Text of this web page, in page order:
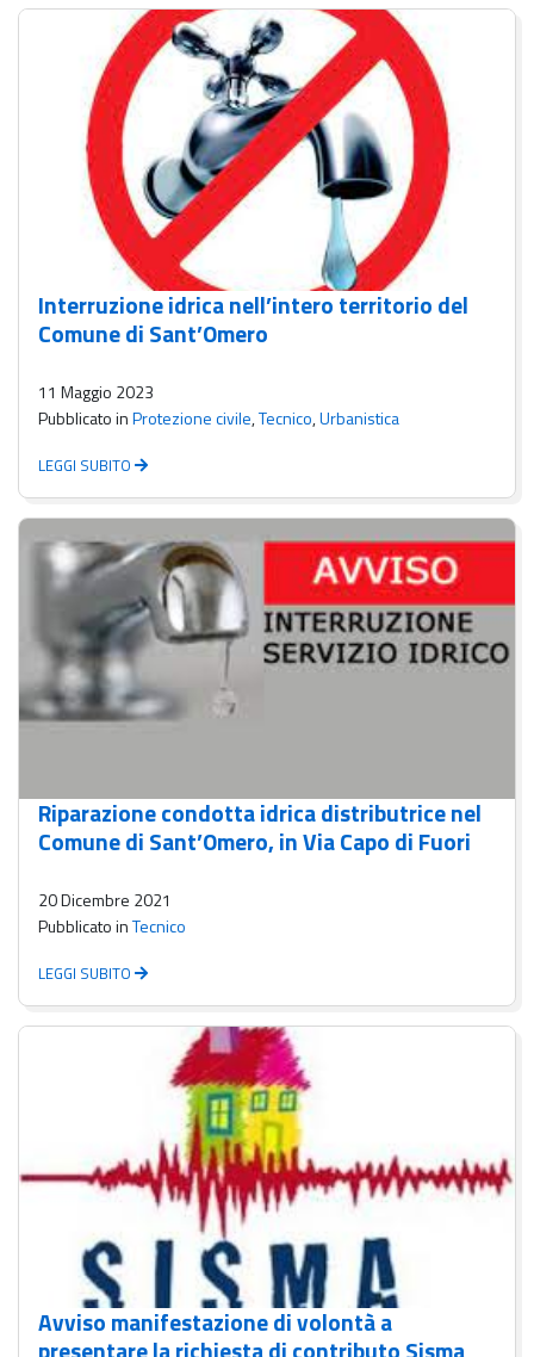
Interruzione idrica nell’intero territorio del
Comune di Sant’Omero
11 Maggio 2023
Pubblicato inProtezione civile,Tecnico,Urbanistica
LEGGI SUBITO
Riparazione condotta idrica distributrice nel
Comune di Sant’Omero, in Via Capo di Fuori
20 Dicembre 2021
Pubblicato inTecnico
LEGGI SUBITO
Avviso manifestazione di volontà a